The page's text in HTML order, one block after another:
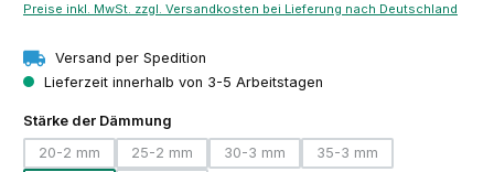
Preise inkl. MwSt. zzgl. Versandkosten bei Lieferung nach Deutschland
Versand per Spedition
Lieferzeit innerhalb von 3-5 Arbeitstagen
Stärke der Dämmung
20-2 mm
(Diese Option ist zurzeit nicht verfügbar.)
25-2 mm
(Diese Option ist zurzeit nicht verfügbar.)
30-3 mm
(Diese Option ist zurzeit nicht
35-3 mm
(Diese Option ist